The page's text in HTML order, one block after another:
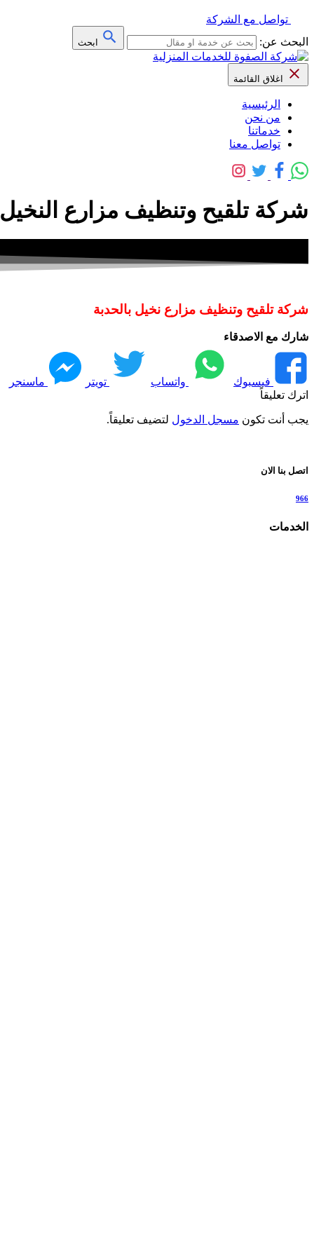
تواصل مع الشركة
البحث عن:
ابحث
اغلاق القائمة
الرئيسية
من نحن
خدماتنا
تواصل معنا
شركة تلقيح وتنظيف مزارع
شركة تلقيح وتنظيف مزارع نخيل بالحدبة
شارك مع الاصدقاء
فيسبوك واتساب تويتر ماسنجر
اترك تعليقاً
يجب أنت تكون مسجل الدخول لتضيف تعليقاً.
اتصل بنا الان
966
الخدمات